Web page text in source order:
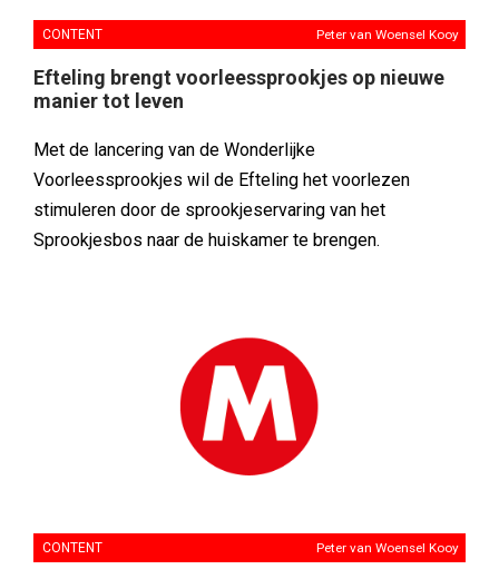
CONTENT Peter van Woensel Kooy
Efteling brengt voorleessprookjes op nieuwe
manier tot leven
Met de lancering van de Wonderlijke
Voorleessprookjes wil de Efteling het voorlezen
stimuleren door de sprookjeservaring van het
Sprookjesbos naar de huiskamer te brengen.
CONTENT Peter van Woensel Kooy